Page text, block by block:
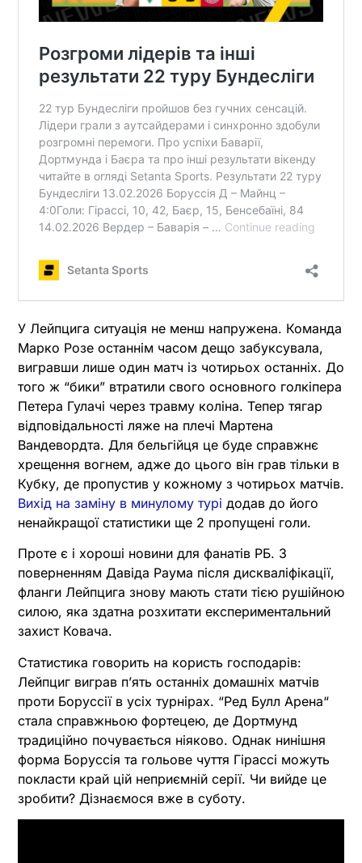
У Лейпцига ситуація не менш напружена. Команда
Марко Розе останнім часом дещо забуксувала,
вигравши лише один матч із чотирьох останніх. До
того ж “бики” втратили свого основного голкіпера
Петера Гулачі через травму коліна. Тепер тягар
відповідальності ляже на плечі Мартена
Вандевордта. Для бельгійця це буде справжнє
хрещення вогнем, адже до цього він грав тільки в
Кубку, де пропустив у кожному з чотирьох матчів.
Вихід на заміну в минулому турі додав до його
ненайкращої статистики ще 2 пропущені голи.
Проте є і хороші новини для фанатів РБ. З
поверненням Давіда Раума після дискваліфікації,
фланги Лейпцига знову мають стати тією рушійною
силою, яка здатна розхитати експериментальний
захист Ковача.
Статистика говорить на користь господарів:
Лейпциг виграв п’ять останніх домашніх матчів
проти Боруссії в усіх турнірах. “Ред Булл Арена“
стала справжньою фортецею, де Дортмунд
традиційно почувається ніяково. Однак нинішня
форма Боруссія та гольове чуття Гірассі можуть
покласти край цій неприємній серії. Чи вийде це
зробити? Дізнаємося вже в суботу.